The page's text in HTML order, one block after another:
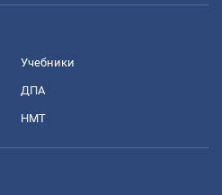
Учебники
ДПА
НМТ